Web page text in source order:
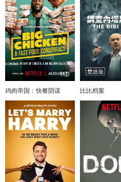
HD
鸡肉帝国：快餐阴谋 比比档案